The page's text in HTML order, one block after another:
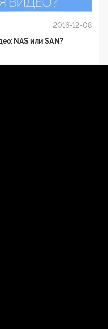
2016-12-08
NAS или SAN?